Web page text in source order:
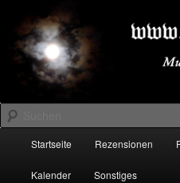
primären
Inhalt
springen
sekundären
Inhalt
springenDARK-
Suchen
Startseite Rezensionen
Kalender Sonstiges